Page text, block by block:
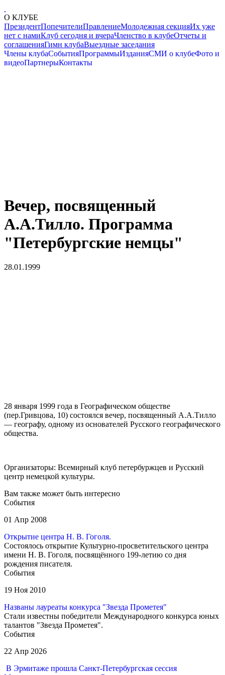
О КЛУБЕ
ПрезидентПопечителиПравлениеМолодежная секцияИх уже
нет с намиКлуб сегодня и вчераЧленство в клубеОтчеты и
соглашенияГимн клубаВыездные заседания
Члены клубаСобытияПрограммыИзданияСМИ о клубеФото и
видеоПартнерыКонтакты
Вечер, посвященный
А.А.Тилло. Программа
"Петербургские немцы"
28.01.1999
28 января 1999 года в Географическом обществе
(пер.Гривцова, 10) состоялся вечер, посвященный А.А.Тилло
— географу, одному из основателей Русского географического
общества.
Организаторы: Всемирный клуб петербуржцев и Русский
центр немецкой культуры.
Вам также может быть интересно
События
01 Апр 2008
Открытие центра Н. В. Гоголя.
Состоялось открытие Культурно-просветительского центра
имени Н. В. Гоголя, посвящённого 199-летию со дня
рождения писателя.
События
19 Ноя 2010
Названы лауреаты конкурса "Звезда Прометея"
Стали известны победители Международного конкурса юных
талантов "Звезда Прометея".
События
22 Апр 2026
В Эрмитаже прошла Санкт-Петербургская сессия